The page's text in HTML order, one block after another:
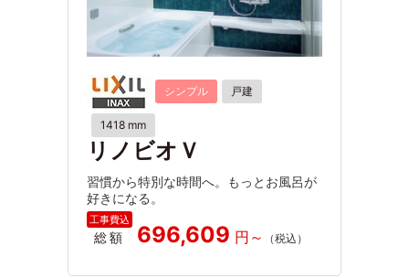
シンプル 戸建
1418 mm
リノビオＶ
習慣から特別な時間へ。もっとお風呂が
好きになる。
総額 696,609